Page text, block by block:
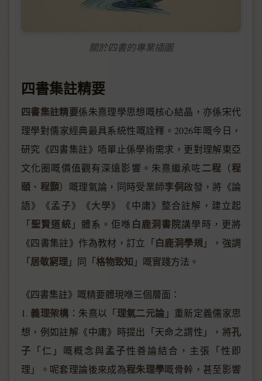
關於四書的專業插圖
四書集註精要
四書集註精要係朱熹理學思想嘅核心結晶，亦係宋代
理學對儒家經典最具系統性嘅詮釋。2026年嘅今日，
研究《四書集註》唔單止係學術需求，更對理解東亞
文化圈嘅價值觀有深遠影響。朱熹繼承咗二程 （程
頤 、 程顥）嘅理氣論，同時受業師李侗啟發，將《論
語》《孟子》《大學》《中庸》整合註解，建立起
「聖賢道統 」體系。佢喺 白鹿洞書院講學時，更將
《四書集註》作為教材，訂立「白鹿洞學規」，強調
「居敬窮理」同「格物致知 」嘅實踐方法。
《四書集註》嘅精要體現喺三個層面：
1. 義理架構 ：朱熹以「理氣二元論 」重新定義儒家思
想，例如註解《中庸》時提出「天命之謂性」，將孔
子 「仁」嘅概念與孟子性善論結合，主張「性即
理」。呢套理論後來成為程朱理學嘅骨幹，甚至影響